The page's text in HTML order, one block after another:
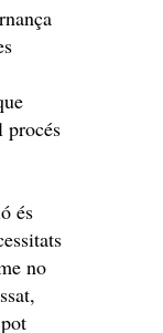
procés
és
no